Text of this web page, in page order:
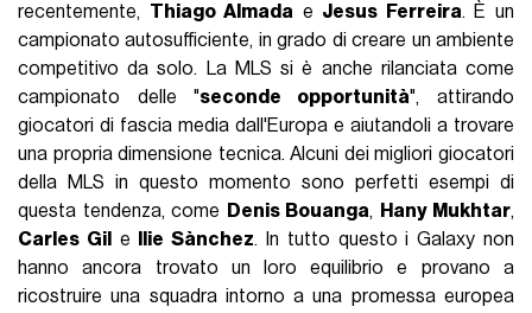
recentemente, Thiago Almada e Jesus Ferreira. È un
campionato autosufficiente, in grado di creare un ambiente
competitivo da solo. La MLS si è anche rilanciata come
campionato delle "seconde opportunità", attirando
giocatori di fascia media dall'Europa e aiutandoli a trovare
una propria dimensione tecnica. Alcuni dei migliori giocatori
della MLS in questo momento sono perfetti esempi di
questa tendenza, come
Denis Bouanga, Hany Mukhtar,
Carles Gil
e Ilie Sànchez. In tutto questo i Galaxy non
hanno ancora trovato un loro equilibrio e provano a
ricostruire una squadra intorno a una promessa europea